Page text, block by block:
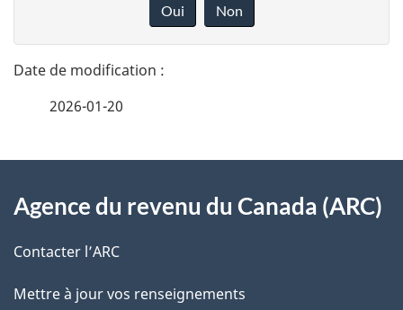
t
a
l
s
n
o
t
r
e
Oui Non
2026-01-20
propos
de
ce
Agence du revenu du Canada (ARC)
Contacter l’ARC
Mettre à jour vos renseignements